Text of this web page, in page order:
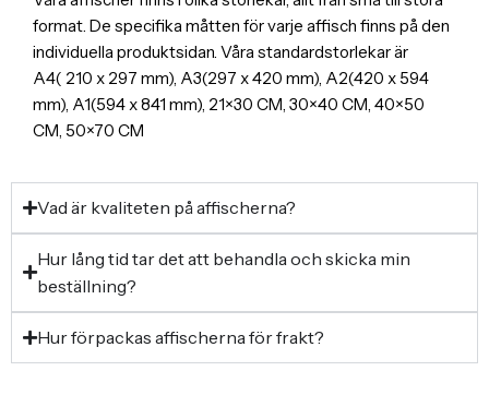
format. De specifika måtten för varje affisch finns på den
individuella produktsidan. Våra standardstorlekar är
A4( 210 x 297 mm), A3(297 x 420 mm), A2(420 x 594
mm), A1(594 x 841 mm), 21×30 CM, 30×40 CM, 40×50
CM, 50×70 CM
Vad är kvaliteten på affischerna?
Hur lång tid tar det att behandla och skicka min
beställning?
Hur förpackas affischerna för frakt?